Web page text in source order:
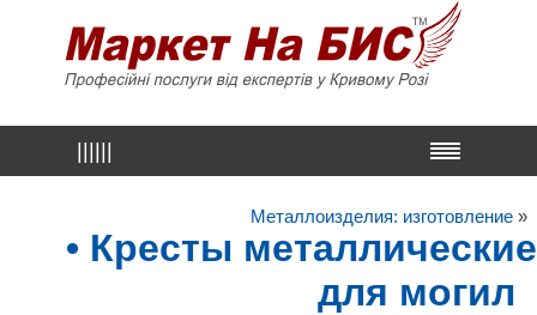
Металлоизделия: изготовление »
• Кресты металлические
для могил